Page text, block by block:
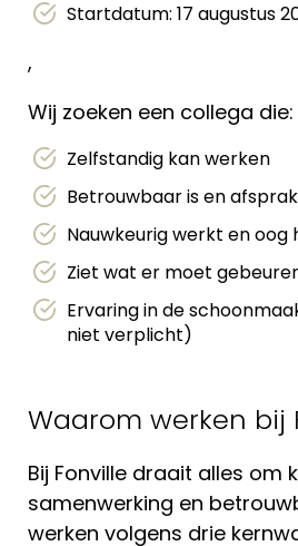
Startdatum: 17 augustus
,
Wij zoeken een collega die:
Zelfstandig kan werken
Betrouwbaar is en
Nauwkeurig werkt en
Ziet wat er moet
Ervaring in de
niet verplicht)
Waarom werken bij
Bij Fonville draait alles om
samenwerking en
werken volgens drie